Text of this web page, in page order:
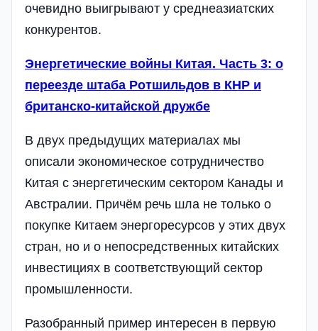
очевидно выигрывают у среднеазиатских
конкурентов.
Энергетические войны Китая. Часть 3: о
переезде штаба Ротшильдов в КНР и
британско-китайской дружбе
В двух предыдущих материалах мы
описали экономическое сотрудничество
Китая с энергетическим сектором Канады и
Австралии. Причём речь шла не только о
покупке Китаем энергоресурсов у этих двух
стран, но и о непосредственных китайских
инвестициях в соответствующий сектор
промышленности.
Разобранный пример интересен в первую